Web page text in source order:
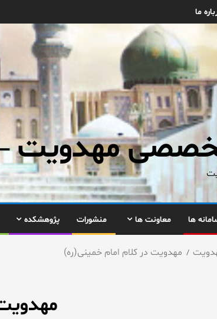
ما
مهدویت
ها معاونت ها منشورات پژوهشکده
مهدویت در کلام امام خمینی(ره)